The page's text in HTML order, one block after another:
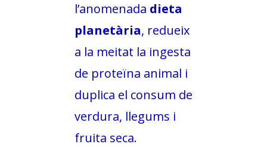
l’anomenada dieta
planetària, redueix
a la meitat la ingesta
de proteïna animal i
duplica el consum de
verdura, llegums i
fruita seca.